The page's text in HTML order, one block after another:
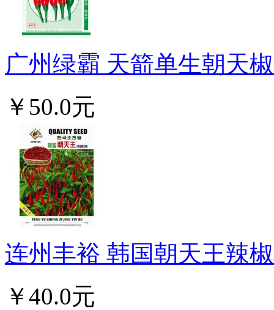
广州绿霸 天箭单生朝天
￥50.0元
连州丰裕 韩国朝天王辣
￥40.0元